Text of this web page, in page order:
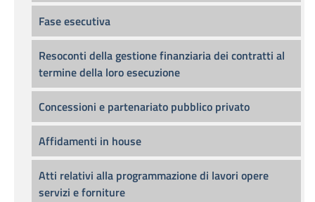
Fase esecutiva
Resoconti della gestione finanziaria dei contratti al
termine della loro esecuzione
Concessioni e partenariato pubblico privato
Affidamenti in house
Atti relativi alla programmazione di lavori opere
servizi e forniture